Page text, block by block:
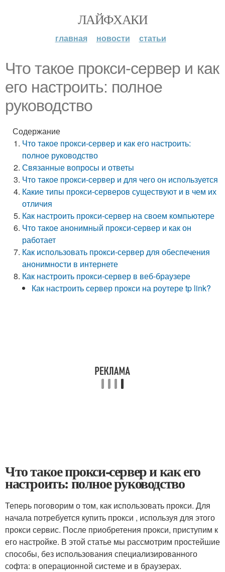
ЛАЙФХАКИ
главная новости статьи
Что такое прокси-сервер и как
его настроить: полное
руководство
Содержание
Что такое прокси-сервер и как его настроить:
полное руководство
Связанные вопросы и ответы
Что такое прокси-сервер и для чего он используется
Какие типы прокси-серверов существуют и в чем их
отличия
Как настроить прокси-сервер на своем компьютере
Что такое анонимный прокси-сервер и как он
работает
Как использовать прокси-сервер для обеспечения
анонимности в интернете
Как настроить прокси-сервер в веб-браузере
Как настроить сервер прокси на роутере tp link?
Что такое прокси-сервер и как его
настроить: полное руководство
Теперь поговорим о том, как использовать прокси. Для
начала потребуется купить прокси , используя для этого
прокси сервис. После приобретения прокси, приступим к
его настройке. В этой статье мы рассмотрим простейшие
способы, без использования специализированного
софта: в операционной системе и в браузерах.